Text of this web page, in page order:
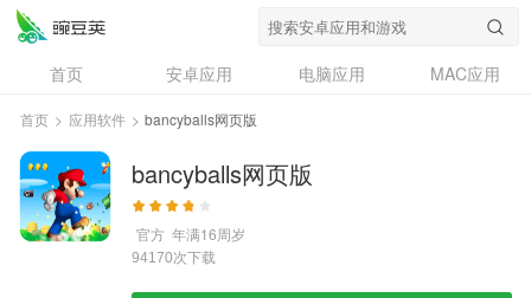
首页 安卓应用 电脑应用
MAC应用
资讯
专题
问答
首页 > 应用软件 > bancyballs网页版
bancyballs网页版
官方 年满16周岁
94170次下载